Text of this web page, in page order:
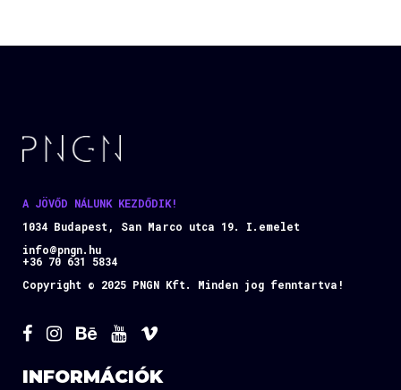
A JÖVŐD NÁLUNK KEZDŐDIK!
1034 Budapest, San Marco utca 19. I.emelet
info@pngn.hu
+36 70 631 5834
Copyright © 2025 PNGN Kft. Minden jog fenntartva!
INFORMÁCIÓK